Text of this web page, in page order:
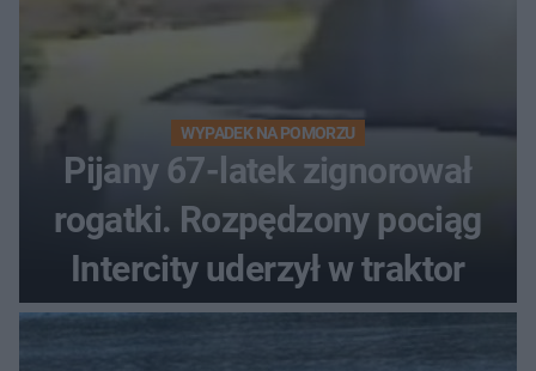
WYPADEK NA POMORZU
Pijany 67-latek zignorował
rogatki. Rozpędzony pociąg
Intercity uderzył w traktor